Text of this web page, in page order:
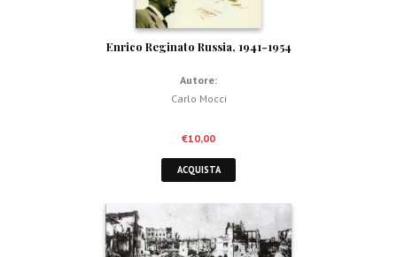
Enrico Reginato Russia, 1941-1954
Autore:
Carlo Mocci
€10,00
ACQUISTA